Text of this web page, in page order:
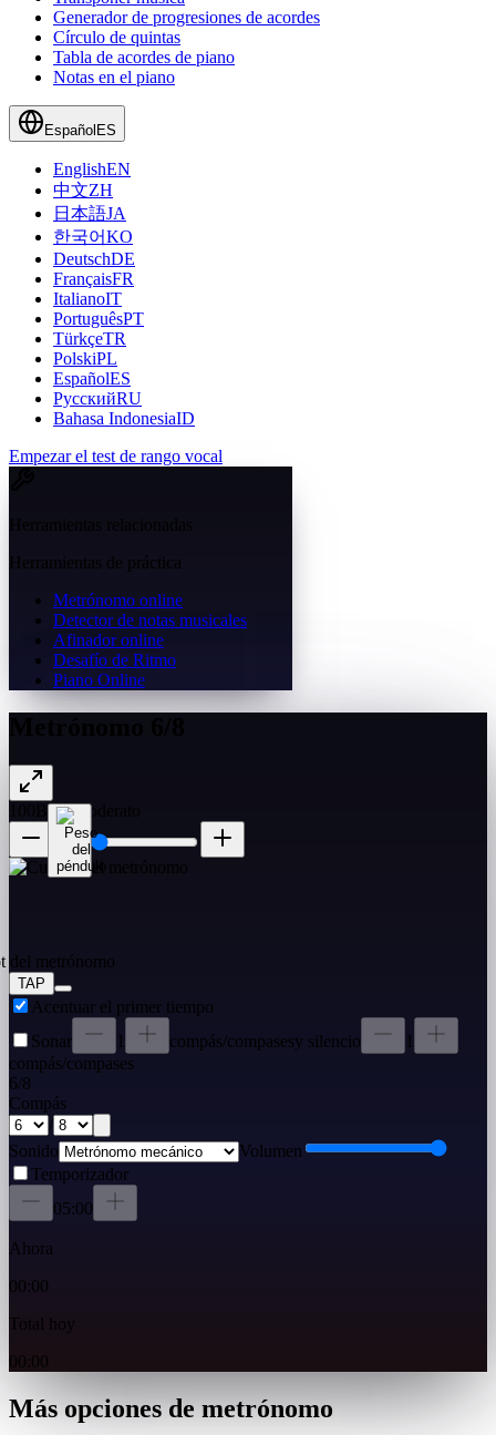
Generador de progresiones de acordes
Círculo de quintas
Tabla de acordes de piano
Notas en el piano
Español ES
EnglishEN
中文ZH
日本語JA
한국어KO
DeutschDE
FrançaisFR
ItalianoIT
PortuguêsPT
TürkçeTR
PolskiPL
EspañolES
РусскийRU
Bahasa IndonesiaID
Empezar el test de rango vocal
Herramientas relacionadas
Herramientas de práctica
Metrónomo online
Detector de notas musicales
Afinador online
Desafío de Ritmo
Piano Online
BPMModerato
TAP
Acentuar el primer tiempo
Sonar
1 compás/compasesy silencio
1
compás/compases
6/8
Compás
/
Sonido
Volumen
Temporizador
05:00
Ahora
00:00
Total hoy
00:00
Más opciones de metrónomo